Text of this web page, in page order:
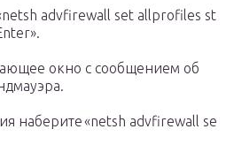
advfirewall set allprofiles
окно с сообщением об
наберите «netsh advfirewall set